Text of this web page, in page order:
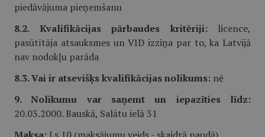
piedāvājuma pieņemšanu
8.2. Kvalifikācijas pārbaudes kritēriji:licence,
pasūtītāja atsauksmes un VID izziņa par to, ka Latvijā
nav nodokļu parāda
8.3. Vai ir atsevišķs kvalifikācijas nolikums: nē
9. Nolikumu var saņemt un iepazīties līdz:
20.03.2000. Bauskā, Salātu ielā 31